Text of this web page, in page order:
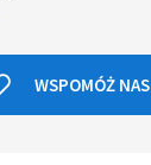
WSPOMÓŻ NAS